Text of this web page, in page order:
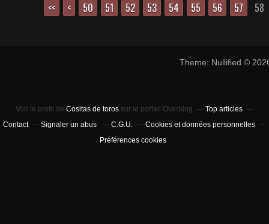
<< < 10
20
30
40
50 51 52 53 54 55 56 57 58
Theme: Nullified ©
Voir le profil de Cositas de toros sur le portail Overblog
Top articles
Contact
Signaler un abus C.G.U.
Cookies et données personnelles
Préférences cookies